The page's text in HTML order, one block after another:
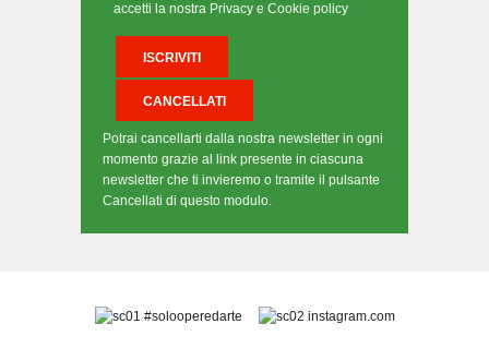
accetti la nostra Privacy e Cookie policy
Potrai cancellarti dalla nostra newsletter in ogni
momento grazie al link presente in ciascuna
newsletter che ti invieremo o tramite il pulsante
Cancellati di questo modulo.
#solooperedarte instagram.com